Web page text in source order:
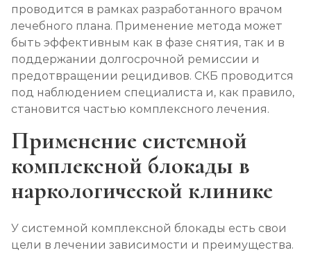
от 2 500 ₽ Записаться
Лечение пивного алкоголизма
от 2 500 ₽ Записаться
Лечение винного алкоголизма
от 2 500 ₽ Записаться
Лечение подросткового алкоголизма
от 3 200 ₽ Записаться
Социализация алкоголиков
проводится в рамках разработанного врачом
лечебного плана. Применение метода может
быть эффективным как в фазе снятия, так и в
поддержании долгосрочной ремиссии и
предотвращении рецидивов. СКБ проводится
под наблюдением специалиста и, как правило,
становится частью комплексного лечения.
Применение системной
комплексной блокады в
наркологической клинике
У системной комплексной блокады есть свои
цели в лечении зависимости и преимущества.